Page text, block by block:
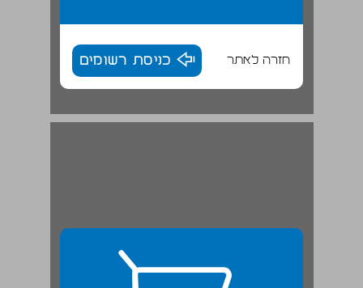
חזרה לאתר כניסת רשומים